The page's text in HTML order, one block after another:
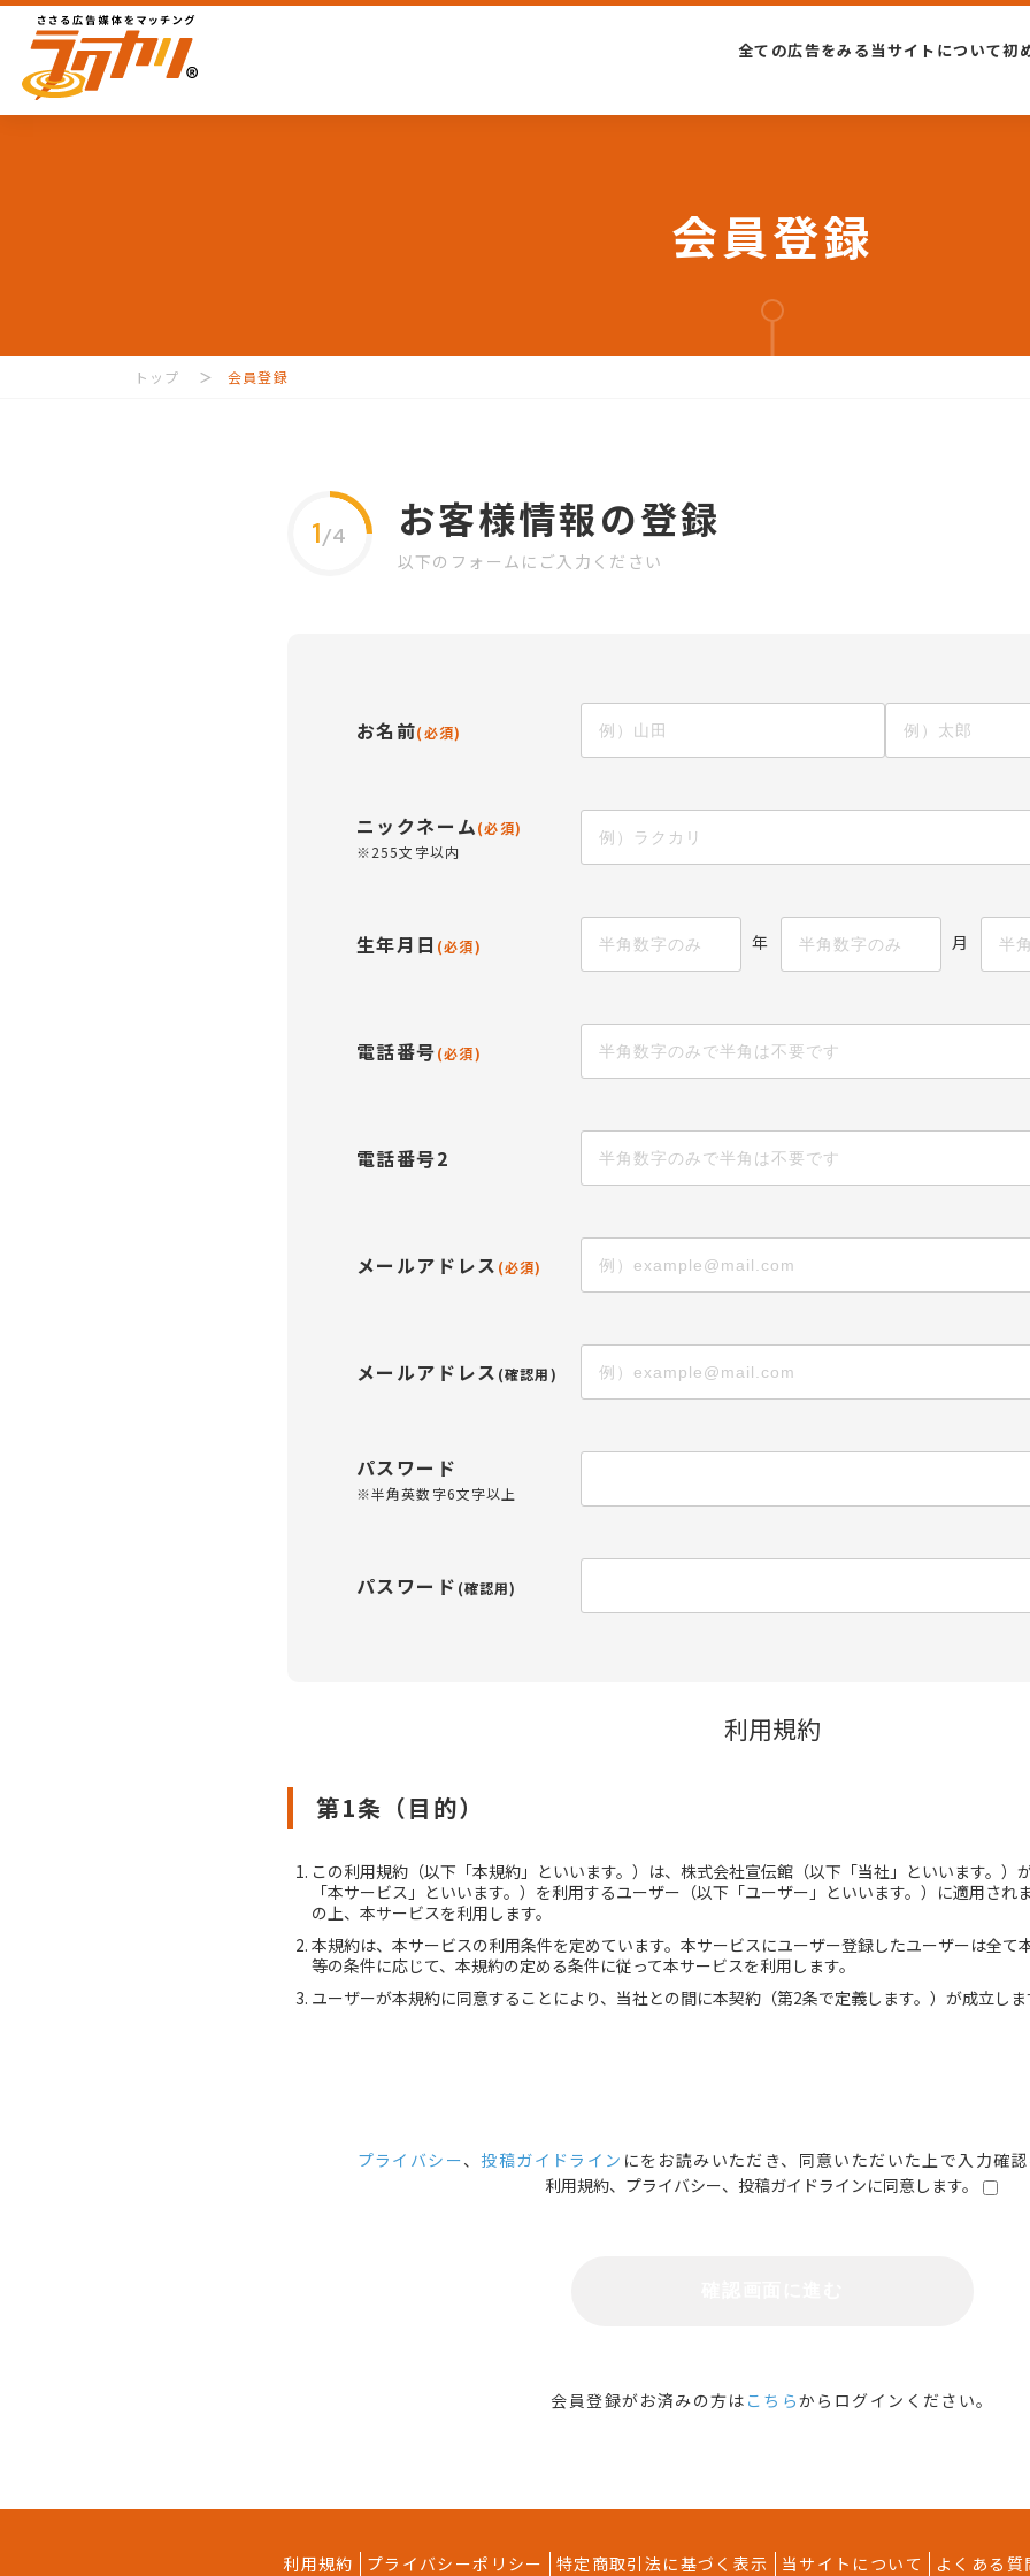
全ての広告をみる 当サイトについて初
会員登録
トップ 会員登録
1/4 お客様情報の登録
以下のフォームにご入力ください
お名前(必須)
ニックネーム(必須)
※255文字以内
生年月日 (必須) 年 月
電話番号(必須)
電話番号2
メールアドレス (必須)
メールアドレス (確認用)
パスワード
※半角英数字6文字以上
パスワード (確認用)
利用規約
第1条（目的）
この利用規約（以下「本規約」といいます。）は、株式会社宣伝館（以下「当社」といいます。）
「本サービス」といいます。）を利用するユーザー（以下「ユーザー」といいます。）に適用され
の上、本サービスを利用します。
本規約は、本サービスの利用条件を定めています。本サービスにユーザー登録したユーザーは全て
等の条件に応じて、本規約の定める条件に従って本サービスを利用します。
ユーザーが本規約に同意することにより、当社との間に本契約（第2条で定義します。）が成立しま
本規約において使用する以下の用語は、以下の各号に定める意味を有します。
ユーザーは、前項に基づき登録した情報に変更が発生した場合、直ちに、登録情報の変更手続を行
プライバシー、 投稿ガイドライン にをお読みいただき、同意いただいた上で入力確
利用規約、プライバシー、投稿ガイドラインに同意します。
会員登録がお済みの方は こちらから ログインください。
利用規約 プライバシーポリシー 特定商取引法に基づく表示 当サイトについて よくある質